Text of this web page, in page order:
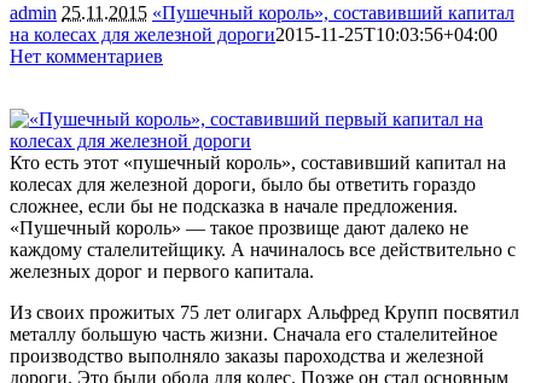
admin 25.11.2015 «Пушечный король», составивший капитал
на колесах для железной дороги2015-11-25T10:03:56+04:00
Нет комментариев
Кто есть этот «пушечный король», составивший капитал на
колесах для железной дороги, было бы ответить гораздо
сложнее, если бы не подсказка в начале предложения.
«Пушечный король» — такое прозвище дают далеко не
каждому сталелитейщику. А начиналось все действительно с
железных дорог и первого капитала.
Из своих прожитых 75 лет олигарх Альфред Крупп посвятил
металлу большую часть жизни. Сначала его сталелитейное
производство выполняло заказы пароходства и железной
дороги. Это были обода для колес. Позже он стал основным